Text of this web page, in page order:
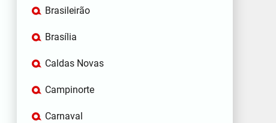
Brasileirão
Brasília
Caldas Novas
Campinorte
Carnaval